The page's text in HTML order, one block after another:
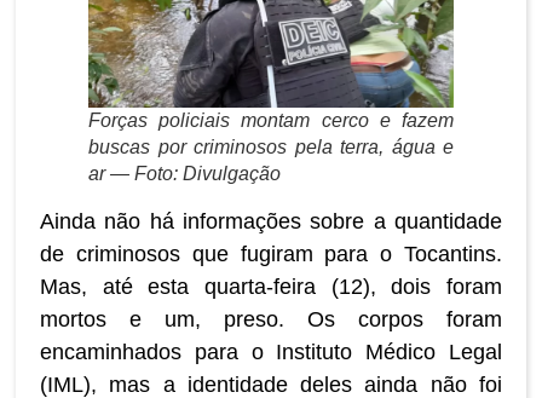
Forças policiais montam cerco e fazem
buscas por criminosos pela terra, água e
ar — Foto: Divulgação
Ainda não há informações sobre a quantidade
de criminosos que fugiram para o Tocantins.
Mas, até esta quarta-feira (12), dois foram
mortos e um, preso. Os corpos foram
encaminhados para o Instituto Médico Legal
(IML), mas a identidade deles ainda não foi